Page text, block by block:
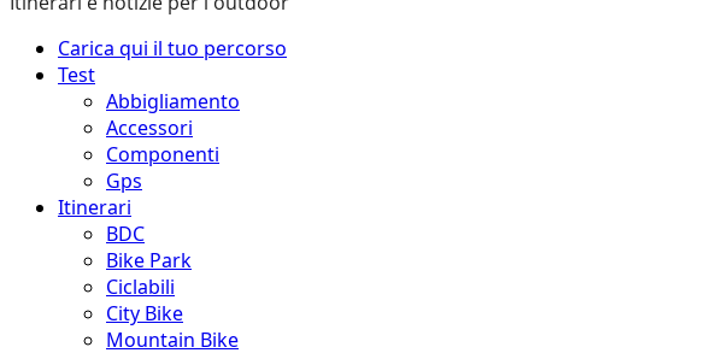
Menu
principale
Carica qui il tuo percorso
Test
Abbigliamento
Accessori
Componenti
Gps
Itinerari
BDC
Bike Park
Ciclabili
City Bike
Mountain Bike